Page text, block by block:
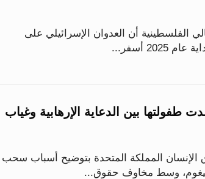
الفلسطينية أن العدوان الإسرائيلي على
أسفر...
طفولتها بين الدعاية الإرهابية وغياب
الإنسان المملكة المتحدة بتوضيح أسباب سحب
بيغوم، وسط مخاوف حقوق...